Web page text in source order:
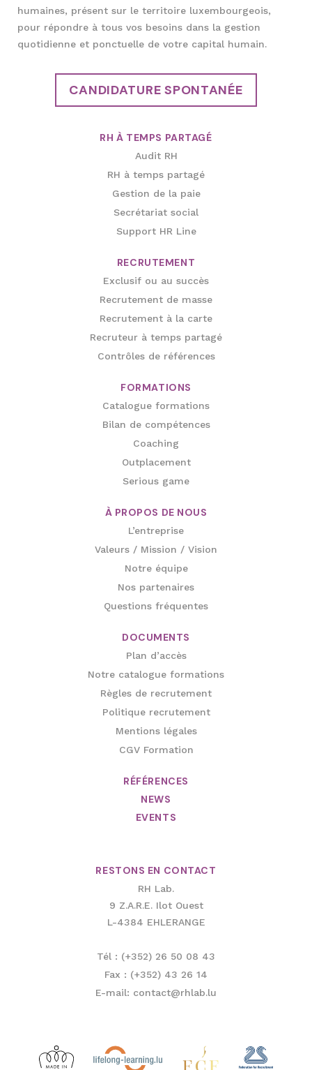
humaines, présent sur le territoire luxembourgeois,
pour répondre à tous vos besoins dans la gestion
quotidienne et ponctuelle de votre capital humain.
CANDIDATURE SPONTANÉE
RH À TEMPS PARTAGÉ
Audit RH
RH à temps partagé
Gestion de la paie
Secrétariat social
Support HR Line
RECRUTEMENT
Exclusif ou au succès
Recrutement de masse
Recrutement à la carte
Recruteur à temps partagé
Contrôles de références
FORMATIONS
Catalogue formations
Bilan de compétences
Coaching
Outplacement
Serious game
À PROPOS DE NOUS
L’entreprise
Valeurs / Mission / Vision
Notre équipe
Nos partenaires
Questions fréquentes
DOCUMENTS
Plan d’accès
Notre catalogue formations
Règles de recrutement
Politique recrutement
Mentions légales
CGV Formation
RÉFÉRENCES
NEWS
EVENTS
RESTONS EN CONTACT
RH Lab.
9 Z.A.R.E. Ilot Ouest
L-4384 EHLERANGE
Tél : (+352) 26 50 08 43
Fax : (+352) 43 26 14
E-mail: contact@rhlab.lu